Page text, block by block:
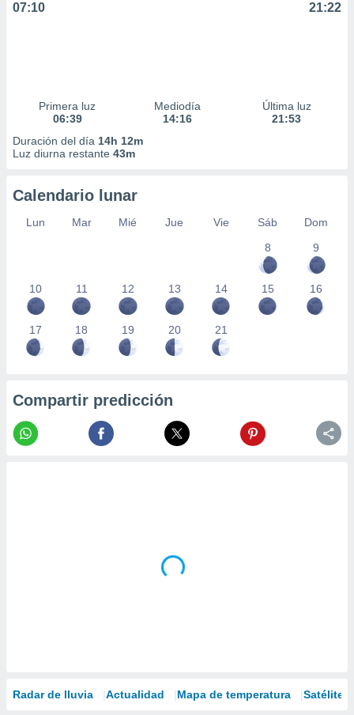
07:10 21:22
Primera luz
06:39
Mediodía
14:16
Última luz
21:53
Duración del día 14h 12m
Luz diurna restante 43m
Calendario lunar
Lun Mar Mié Jue Vie Sáb
Dom
8
9
10 11 12 13 14 15 16
17 18 19 20 21
Compartir predicción
Radar de lluvia Actualidad Mapa de temperatura Satélites